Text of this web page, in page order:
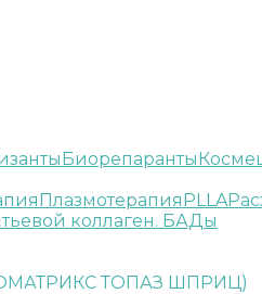
Биорепаранты
ПлазмотерапияPLLA
коллаген. БАДы
ТОПАЗ ШПРИЦ)